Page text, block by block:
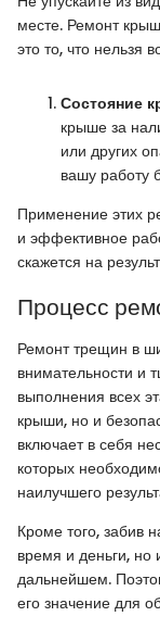
месте. Ремонт
это то, что нельзя
Состояние
крыше за
или других
вашу работу
Применение этих
и эффективное
скажется на
Процесс
Ремонт трещин в
внимательности и
выполнения всех
крыши, но и
включает в себя
которых
наилучшего
Кроме того, забив
время и деньги, но
дальнейшем.
его значение для